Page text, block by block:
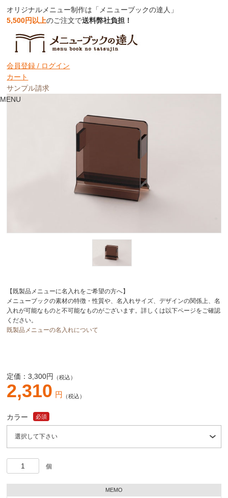
オリジナルメニュー制作は「メニューブックの達人」
5,500円以上のご注文で送料弊社負担！
会員登録 / ログイン
カート
サンプル請求
MENU
【メニューブックスタンド】アクリルナ
プキン立て【スモーク】/2【MTNT-2】
【既製品メニューに名入れをご希望の方へ】
メニューブックの素材の特徴・性質や、名入れサイズ、デザインの関係上、名
入れが可能なものと不可能なものがございます。詳しくは以下ページをご確認
ください。
既製品メニューの名入れについて
定価：3,300円 （税込）
2,310 円 （税込）
カラー 必須
個
MEMO